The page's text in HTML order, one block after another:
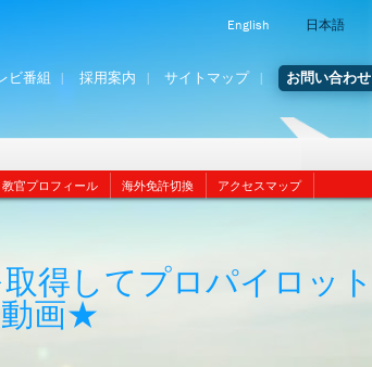
English 日本語
ビ番組 採用案内 サイトマップ お問い合わせ
教官プロフィール 海外免許切換 アクセスマップ
得してプロパイロット
画★